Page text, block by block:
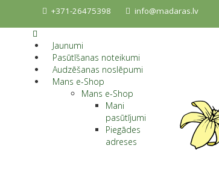
+371-26475398 info@madaras.lv
Jaunumi
Pasūtīšanas noteikumi
Audzēšanas noslēpumi
Mans e-Shop
Mans e-Shop
Mani
pasūtījumi
Piegādes
adreses